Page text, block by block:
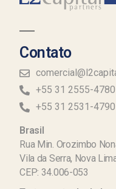
Contato
+55 31 2555-4780
+55 31 2531-4790
Brasil
Rua Min. Orozimbo
Vila da Serra, Nova
CEP: 34.006-053